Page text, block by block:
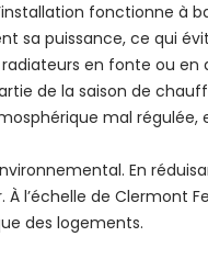
fonctionne
sa puissance, ce qui
en fonte ou
de la saison de
mal
En
l’échelle de
des logements.